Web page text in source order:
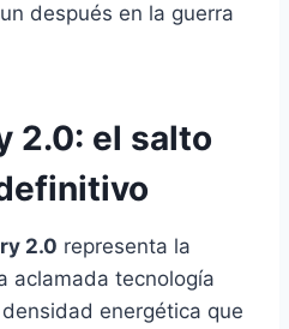
después en la guerra
2.0: el salto
2.0 representa la
aclamada tecnología
energética que